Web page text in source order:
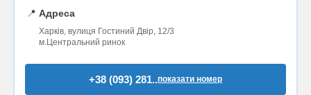
📍 Адреса
Харків, вулиця Гостиний Двір, 12/3
м.Центральний ринок
+38 (093) 281..показати номер